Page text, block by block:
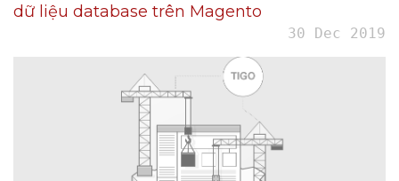
dữ liệu database trên Magento
30 Dec 2019